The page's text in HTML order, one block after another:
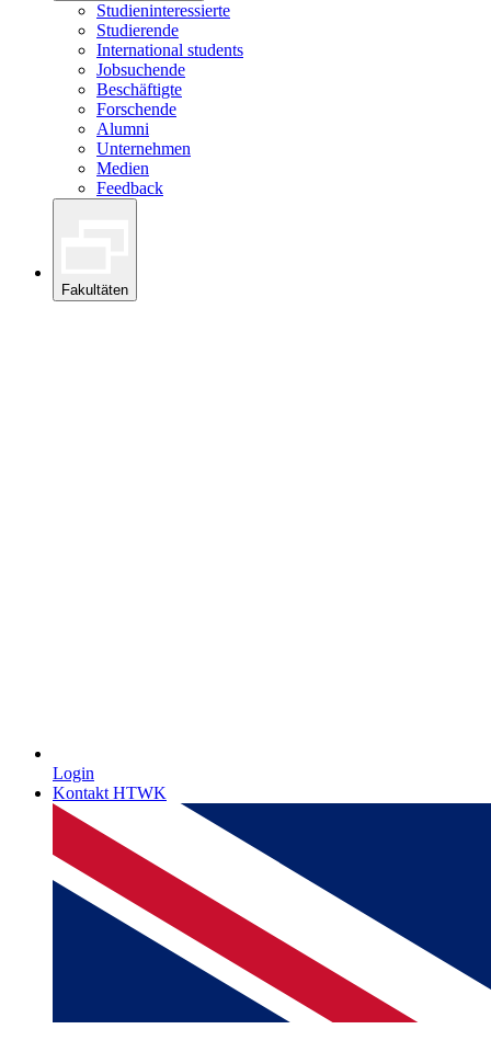
Studieninteressierte
Studierende
International students
Jobsuchende
Beschäftigte
Forschende
Alumni
Unternehmen
Medien
Feedback
Fakultäten
Login
Kontakt HTWK